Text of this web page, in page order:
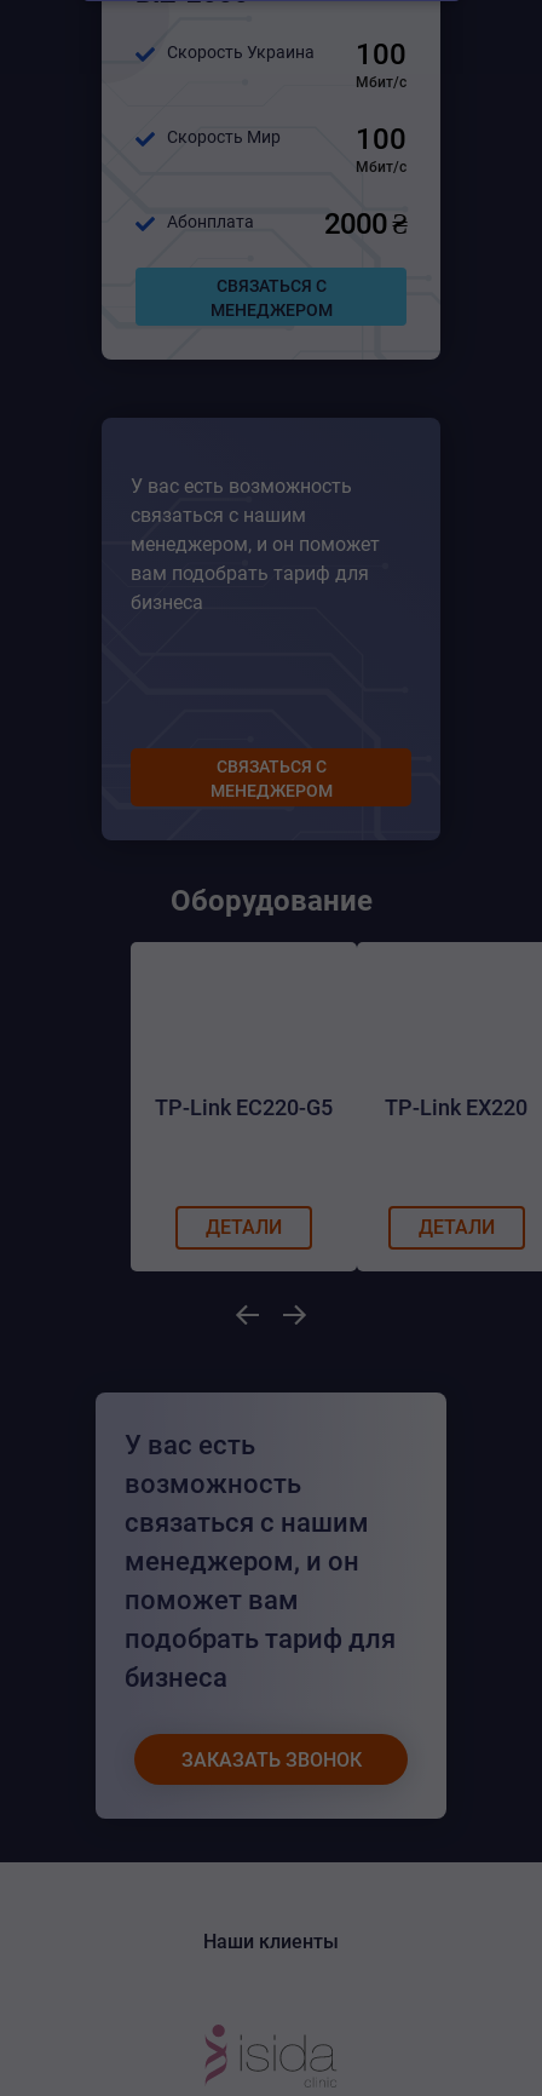
Скорость Украина 100
Мбит/с
Скорость Мир 100
Мбит/с
Абонплата 2000 ₴
СВЯЗАТЬСЯ С
МЕНЕДЖЕРОМ
У вас есть возможность
связаться с нашим
менеджером, и он поможет
вам подобрать тариф для
бизнеса
СВЯЗАТЬСЯ С
МЕНЕДЖЕРОМ
Оборудование
TP-Link EC220-G5
ДЕТАЛИ
TP-Link EX220
ДЕТАЛИ
У вас есть
возможность
связаться с нашим
менеджером, и он
поможет вам
подобрать тариф для
бизнеса
ЗАКАЗАТЬ ЗВОНОК
Наши клиенты